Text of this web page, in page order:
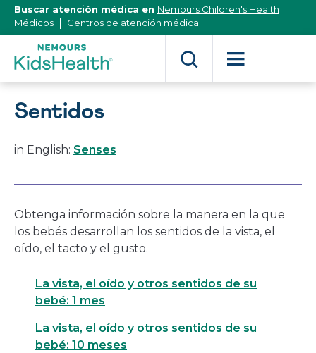
[Skip
Content]
Buscar atención médica en Nemours Children's Health
Médicos
Centros de atención médica
Sentidos
in English: Senses
Obtenga información sobre la manera en la que
los bebés desarrollan los sentidos de la vista, el
oído, el tacto y el gusto.
La vista, el oído y otros sentidos de su
bebé: 1 mes
La vista, el oído y otros sentidos de su
bebé: 10 meses